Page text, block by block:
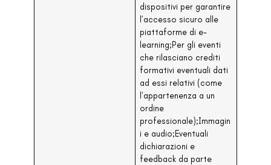
dispositivi per garantire
l’accesso sicuro alle
piattaforme di e-
learning;Per gli eventi
che rilasciano crediti
formativi eventuali dati
ad essi relativi (come
l’appartenenza a un
ordine
professionale);Immagin
i e audio;Eventuali
dichiarazioni e
feedback da parte